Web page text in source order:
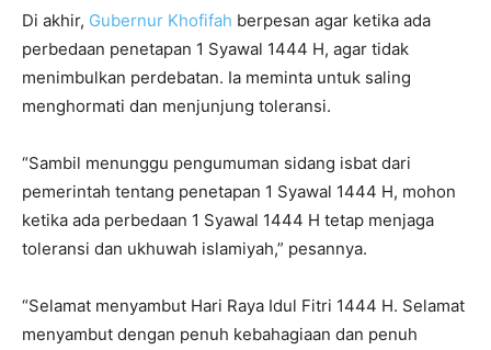
Di akhir, Gubernur Khofifah berpesan agar ketika ada
perbedaan penetapan 1 Syawal 1444 H, agar tidak
menimbulkan perdebatan. Ia meminta untuk saling
menghormati dan menjunjung toleransi.
“Sambil menunggu pengumuman sidang isbat dari
pemerintah tentang penetapan 1 Syawal 1444 H, mohon
ketika ada perbedaan 1 Syawal 1444 H tetap menjaga
toleransi dan ukhuwah islamiyah,” pesannya.
“Selamat menyambut Hari Raya Idul Fitri 1444 H. Selamat
menyambut dengan penuh kebahagiaan dan penuh